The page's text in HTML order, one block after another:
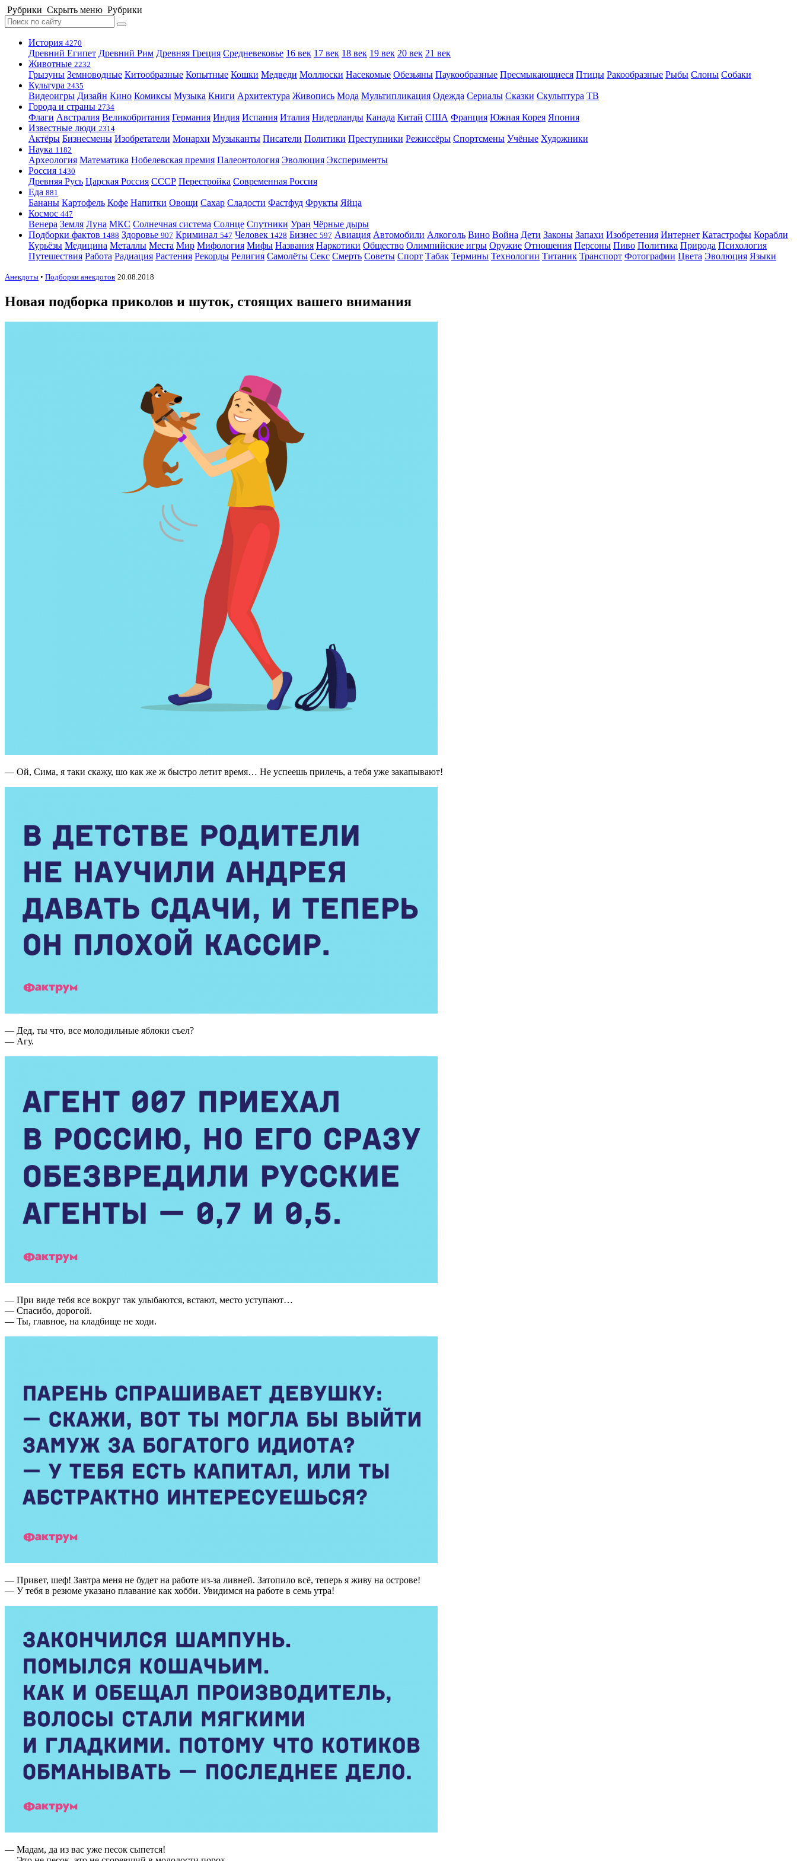
Рубрики Скрыть меню Рубрики
История 4270
Древний Египет Древний Рим Древняя Греция Средневековье 16 век 17 век 18 век 19 век 20 век 21 век
Животные 2232
Грызуны Земноводные Китообразные Копытные Кошки Медведи Моллюски Насекомые Обезьяны Паукообразные Пресмыкающиеся Птицы Ракообразные Рыбы Слоны Собаки
Культура 2435
Видеоигры Дизайн Кино Комиксы Музыка Книги Архитектура Живопись Мода Мультипликация Одежда Сериалы Сказки Скульптура ТВ
Города и страны 2734
Флаги Австралия Великобритания Германия Индия Испания Италия Нидерланды Канада Китай США Франция Южная Корея Япония
Известные люди 2314
Актёры Бизнесмены Изобретатели Монархи Музыканты Писатели Политики Преступники Режиссёры Спортсмены Учёные Художники
Наука 1182
Археология Математика Нобелевская премия Палеонтология Эволюция Эксперименты
Россия 1430
Древняя Русь Царская Россия СССР Перестройка Современная Россия
Еда 881
Бананы Картофель Кофе Напитки Овощи Сахар Сладости Фастфуд Фрукты Яйца
Космос 447
Венера Земля Луна МКС Солнечная система Солнце Спутники Уран Чёрные дыры
Подборки фактов 1488 Здоровье 907 Криминал 547 Человек 1428 Бизнес 597 Авиация Автомобили Алкоголь Вино Война Дети Законы Запахи Изобретения Интернет Катастрофы Корабли
Курьёзы Медицина Металлы Места Мир Мифология Мифы Названия Наркотики Общество Олимпийские игры Оружие Отношения Персоны Пиво Политика Природа Психология
Путешествия Работа Радиация Растения Рекорды Религия Самолёты Секс Смерть Советы Спорт Табак Термины Технологии Титаник Транспорт Фотографии Цвета Эволюция Языки
Анекдоты • Подборки анекдотов 20.08.2018
Новая подборка приколов и шуток, стоящих вашего внимания
— Ой, Сима, я таки скажу, шо как же ж быстро летит время… Не успеешь прилечь, а тебя уже закапывают!
— Дед, ты что, все молодильные яблоки съел?
— Агу.
— При виде тебя все вокруг так улыбаются, встают, место уступают…
— Спасибо, дорогой.
— Ты, главное, на кладбище не ходи.
— Привет, шеф! Завтра меня не будет на работе из-за ливней. Затопило всё, теперь я живу на острове!
— У тебя в резюме указано плавание как хобби. Увидимся на работе в семь утра!
— Мадам, да из вас уже песок сыпется!